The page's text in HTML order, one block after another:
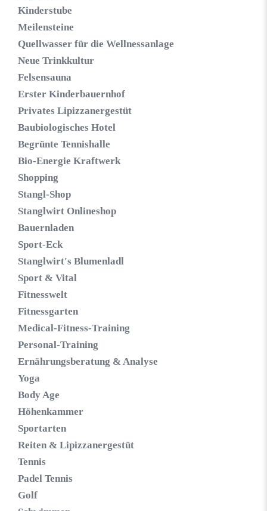
Kinderstube
Meilensteine
Quellwasser für die Wellnessanlage
Neue Trinkkultur
Felsensauna
Erster Kinderbauernhof
Privates Lipizzanergestüt
Baubiologisches Hotel
Begrünte Tennishalle
Bio-Energie Kraftwerk
Shopping
Stangl-Shop
Stanglwirt Onlineshop
Bauernladen
Sport-Eck
Stanglwirt's Blumenladl
Sport & Vital
Fitnesswelt
Fitnessgarten
Medical-Fitness-Training
Personal-Training
Ernährungsberatung & Analyse
Yoga
Body Age
Höhenkammer
Sportarten
Reiten & Lipizzanergestüt
Tennis
Padel Tennis
Golf